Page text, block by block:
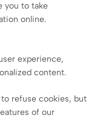
you to take
online.
experience,
content.
refuse cookies, but
of our